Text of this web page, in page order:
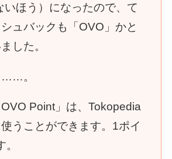
いほう）になったので、て
ュバックも「OVO」かと
した。
……。
Point」は、Tokopedia
うことができます。1ポイ